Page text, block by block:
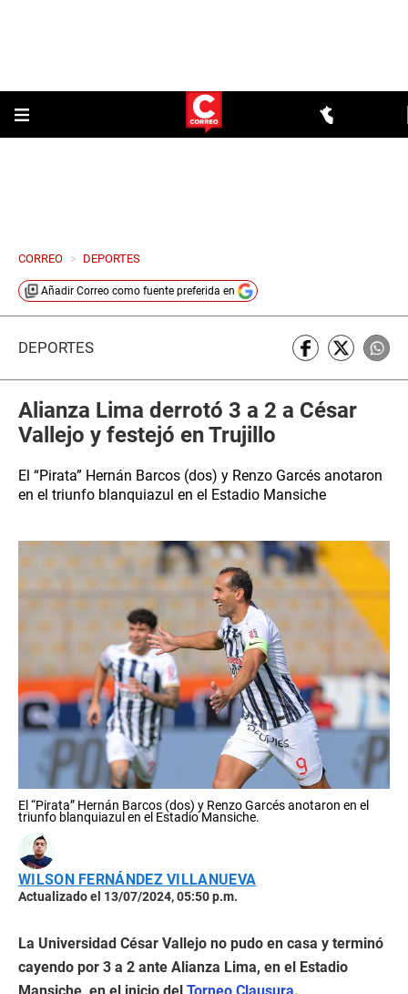
CORREO > DEPORTES
Añadir Correo como fuente preferida en
DEPORTES
Alianza Lima derrotó 3 a 2 a César
Vallejo y festejó en Trujillo
El “Pirata” Hernán Barcos (dos) y Renzo Garcés anotaron
en el triunfo blanquiazul en el Estadio Mansiche
El “Pirata” Hernán Barcos (dos) y Renzo Garcés anotaron en el
triunfo blanquiazul en el Estadio Mansiche.
WILSON FERNÁNDEZ VILLANUEVA
Actualizado el 13/07/2024, 05:50 p.m.
La Universidad César Vallejo no pudo en casa y terminó
cayendo por 3 a 2 ante Alianza Lima, en el Estadio